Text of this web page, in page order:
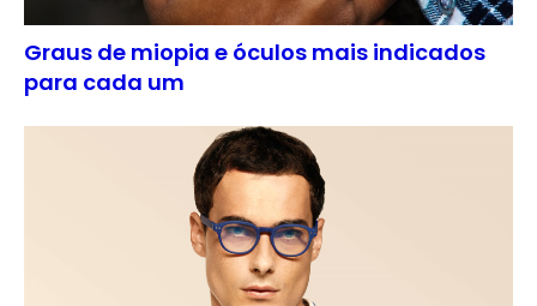
Graus de miopia e óculos mais indicados
para cada um